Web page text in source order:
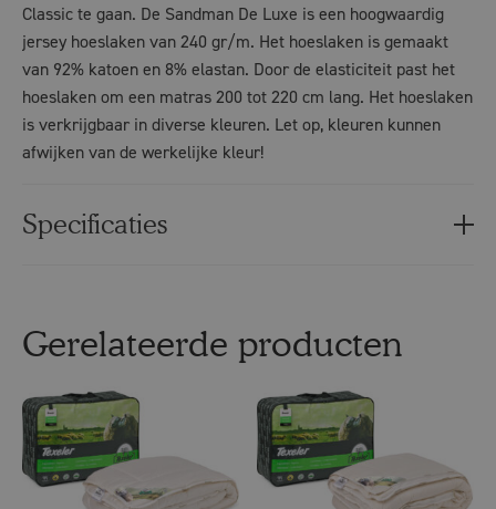
Classic te gaan. De Sandman De Luxe is een hoogwaardig
jersey hoeslaken van 240 gr/m. Het hoeslaken is gemaakt
van 92% katoen en 8% elastan. Door de elasticiteit past het
hoeslaken om een matras 200 tot 220 cm lang. Het hoeslaken
is verkrijgbaar in diverse kleuren. Let op, kleuren kunnen
afwijken van de werkelijke kleur!
Specificaties
Gerelateerde producten